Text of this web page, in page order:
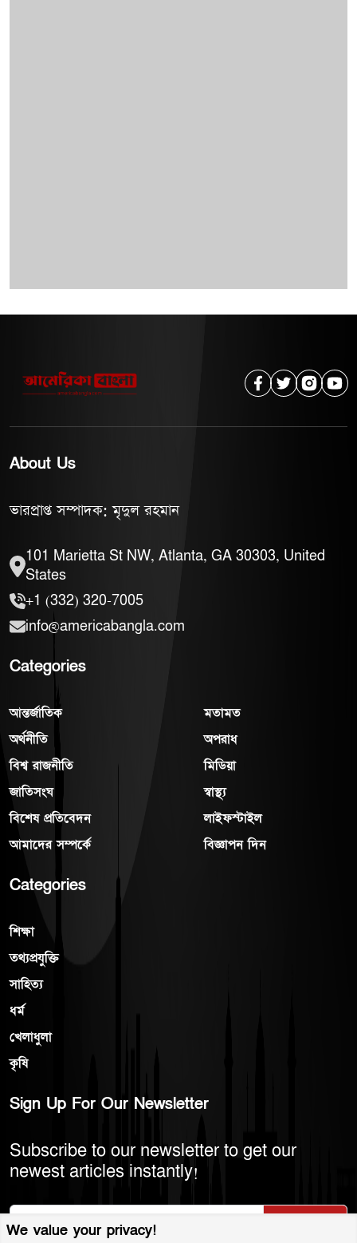
About Us
ভারপ্রাপ্ত সম্পাদক: মৃদুল রহমান
101 Marietta St NW, Atlanta, GA 30303, United
States
+1 (332) 320-7005
info@americabangla.com
Categories
আন্তর্জাতিক
অর্থনীতি
বিশ্ব রাজনীতি
জাতিসংঘ
বিশেষ প্রতিবেদন
আমাদের সম্পর্কে
মতামত
অপরাধ
মিডিয়া
স্বাস্থ্য
লাইফস্টাইল
বিজ্ঞাপন দিন
Categories
শিক্ষা
তথ্যপ্রযুক্তি
সাহিত্য
ধর্ম
খেলাধুলা
কৃষি
Sign Up For Our Newsletter
Subscribe to our newsletter to get our
newest articles instantly!
We value your privacy!